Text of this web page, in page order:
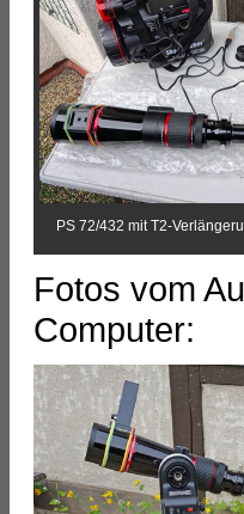
PS 72/432 mit T2-
Fotos vom
Computer: